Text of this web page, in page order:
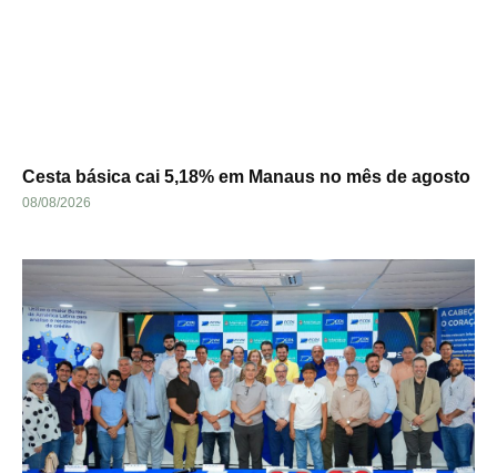
Cesta básica cai 5,18% em Manaus no mês de agosto
08/08/2026